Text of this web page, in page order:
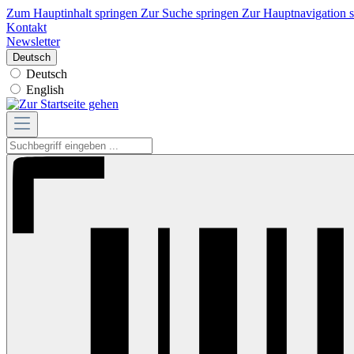
Zum Hauptinhalt springen Zur Suche springen Zur Hauptnavigation
Kontakt
Newsletter
Deutsch
Deutsch
English